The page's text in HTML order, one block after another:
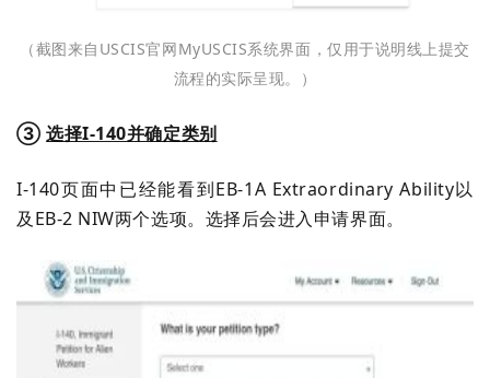
（截图来自USCIS官网MyUSCIS系统界面，仅用于说明线上提交
流程的实际呈现。）
③选择I-140并确定类别
I-140页面中已经能看到EB-1A Extraordinary Ability以
及EB-2 NIW两个选项。选择后会进入申请界面。